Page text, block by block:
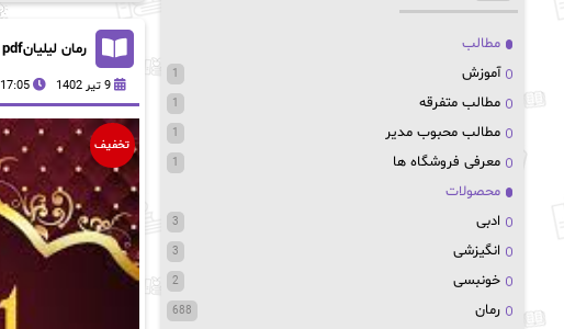
رمان لیلیانpdf
9 تیر 1402 17:05
تخفیف
مطالب
آموزش
1
مطالب متفرقه 1
مطالب محبوب مدیر 1
معرفی فروشگاه ها 1
محصولات
ادبی
3
انگیزشی 3
خونبسی 2
رمان 688